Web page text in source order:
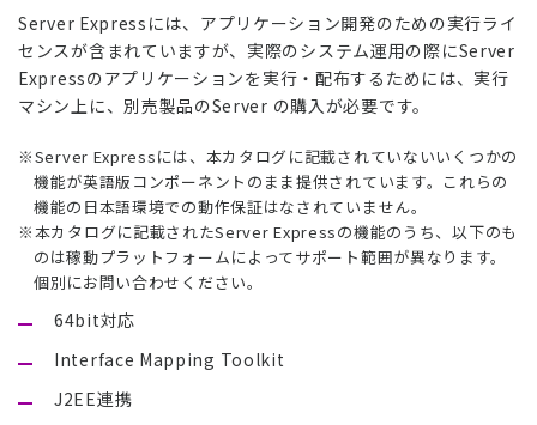
Server Expressには、アプリケーション開発のための実行ライ
センスが含まれていますが、実際のシステム運用の際にServer
Expressのアプリケーションを実行・配布するためには、実行
マシン上に、別売製品のServer の購入が必要です。
※Server Expressには、本カタログに記載されていないいくつかの
機能が英語版コンポーネントのまま提供されています。これらの
機能の日本語環境での動作保証はなされていません。
※本カタログに記載されたServer Expressの機能のうち、以下のも
のは稼動プラットフォームによってサポート範囲が異なります。
個別にお問い合わせください。
64bit対応
Interface Mapping Toolkit
J2EE連携